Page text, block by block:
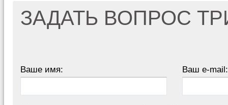
ЗАДАТЬ ВОПРОС
Ваше имя: Ваш e-mail: